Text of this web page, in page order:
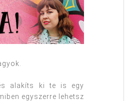
alakíts ki te is egy
egyszerre lehetsz